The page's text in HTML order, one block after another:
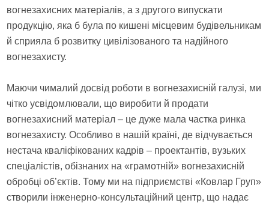
вогнезахисних матеріалів, а з другого випускати
продукцію, яка б була по кишені місцевим будівельникам
й сприяла б розвитку цивілізованого та надійного
вогнезахисту.
Маючи чималий досвід роботи в вогнезахисній галузі, ми
чітко усвідомлювали, що виробити й продати
вогнезахисний матеріал – це дуже мала частка ринка
вогнезахисту. Особливо в нашій країні, де відчувається
нестача кваліфікованих кадрів – проектантів, вузьких
спеціалістів, обізнаних на «грамотній» вогнезахисній
обробці об’єктів. Тому ми на підприємстві «Ковлар Груп»
створили інженерно-консультаційний центр, що надає